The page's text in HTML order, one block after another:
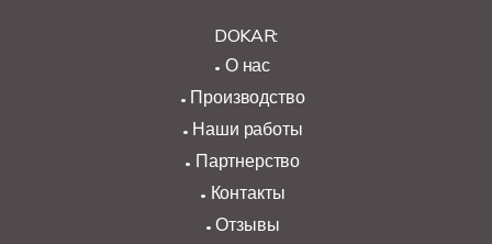
DOKAR:
О нас
Производство
Наши работы
Партнерство
Контакты
Отзывы